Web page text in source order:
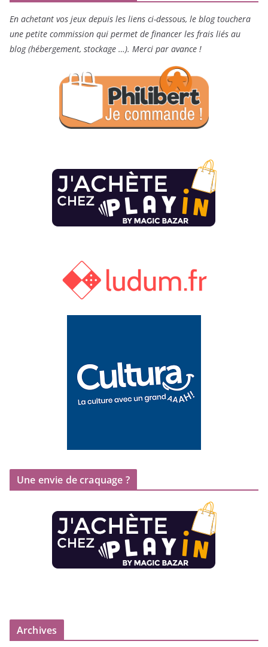
En achetant vos jeux depuis les liens ci-dessous, le blog touchera
une petite commission qui permet de financer les frais liés au
blog (hébergement, stockage …). Merci par avance !
Une envie de craquage ?
Archives